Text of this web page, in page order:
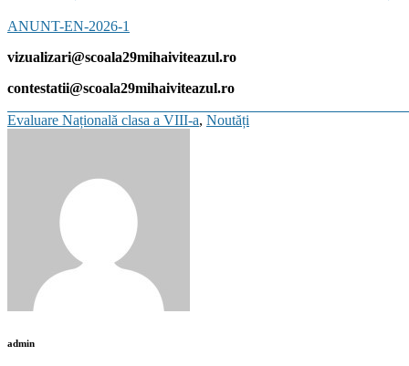
ANUNT-EN-2026-1
vizualizari@scoala29mihaiviteazul.ro
contestatii@scoala29mihaiviteazul.ro
Categories
Evaluare Națională clasa a VIII-a, Noutăți
admin